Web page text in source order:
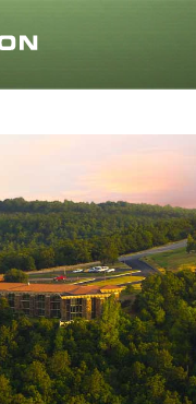
丹麥文
德文
希伯來文
馬札兒文
義大利文
日文
荷蘭文
挪威文
葡萄牙文